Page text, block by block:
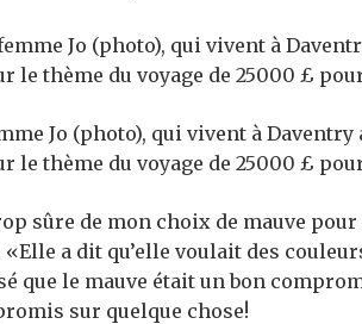
Jo (photo), qui vivent à
le thème du voyage de 25000 £
sûre de mon choix de mauve
a dit qu’elle voulait des
que le mauve était un bon
sur quelque chose!